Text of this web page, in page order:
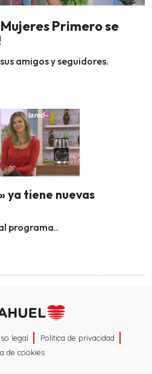
Primero se
amigos y seguidores.
ya tiene nuevas
programa..
legal
Política de privacidad
de cookies